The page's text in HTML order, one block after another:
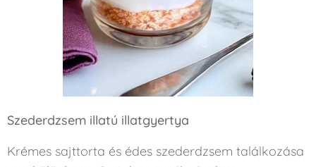
Szederdzsem illatú illatgyertya
Krémes sajttorta és édes szederdzsem találkozása